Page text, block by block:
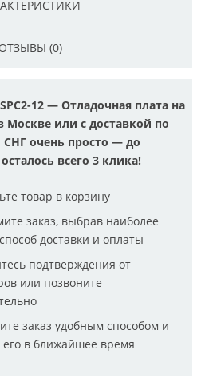
ОТЗЫВЫ (0)
12 — Отладочная плата на
Москве или с доставкой по
СНГ очень просто — до
всего 3 клика!
товар в корзину
заказ, выбрав наиболее
доставки и оплаты
подтверждения от
или позвоните
заказ удобным способом и
его в ближайшее время